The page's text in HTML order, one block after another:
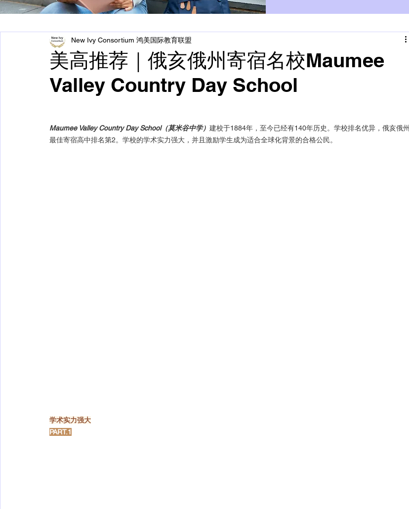
美高推荐｜俄亥俄州寄宿名校Maumee
Valley Country Day School
New Ivy Consortium 鸿美国际教育联盟
Maumee Valley Country Day School（莫米谷中学） 建校于1884年，至今已经有140年历史。学校排名优异，俄亥俄州
最佳寄宿高中排名第2。学校的学术实力强大，并且激励学生成为适合全球化背景的合格公民。
学术实力强大
PART.1